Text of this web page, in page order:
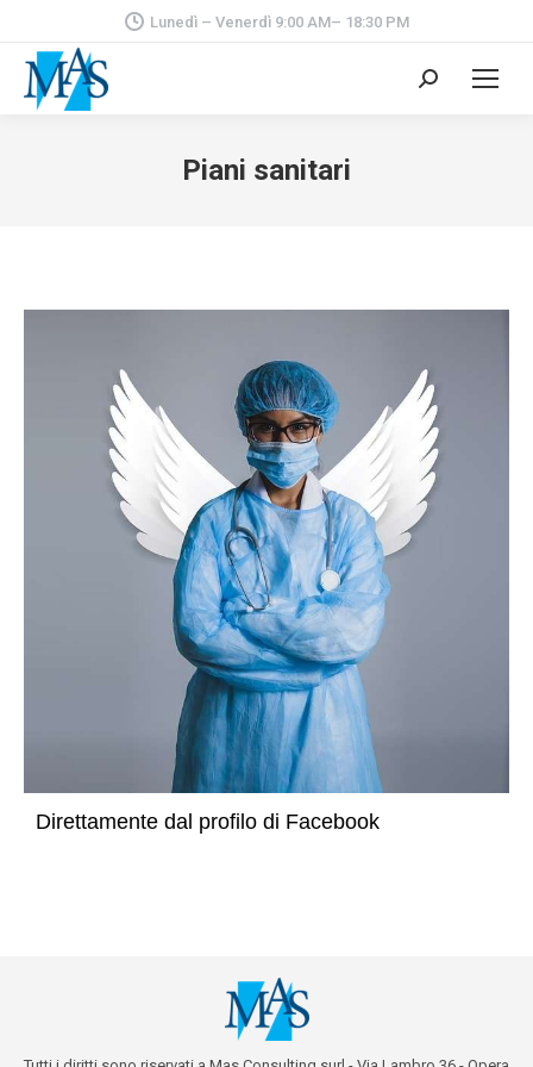
Lunedì – Venerdì 9:00 AM– 18:30 PM
Cerca:
Piani sanitari
Direttamente dal profilo di Facebook